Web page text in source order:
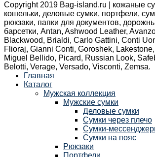
Copyright 2019 Bag-island.ru | кожаные
кошельки, деловые сумки, портфели,
рюкзаки, папки для документов,
барсетки, Antan, Ashwood Leather,
Blackwood, Brialdi, Carlo Gattini, Conti
Flioraj, Gianni Conti, Goroshek,
Miguel Bellido, Picard, Russian Look,
Belotti, Verage, Versado, Visconti, Zemsa.
Главная
Каталог
Мужская коллекция
Мужские сумки
Деловые сумки
Сумки через плечо
Сумки-
Сумки на пояс
Рюкзаки
Портфели